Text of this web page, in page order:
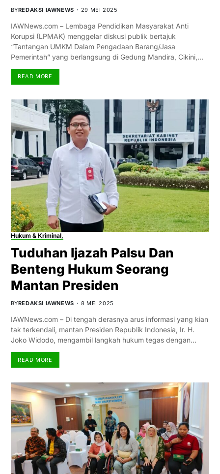
BYREDAKSI IAWNEWS 29 MEI 2025
IAWNews.com – Lembaga Pendidikan Masyarakat Anti
Korupsi (LPMAK) menggelar diskusi publik bertajuk
“Tantangan UMKM Dalam Pengadaan Barang/Jasa
Pemerintah” yang berlangsung di Gedung Mandira, Cikini,…
READ MORE
Hukum & Kriminal,
Tuduhan Ijazah Palsu Dan
Benteng Hukum Seorang
Mantan Presiden
BYREDAKSI IAWNEWS 8 MEI 2025
IAWNews.com – Di tengah derasnya arus informasi yang kian
tak terkendali, mantan Presiden Republik Indonesia, Ir. H.
Joko Widodo, mengambil langkah hukum tegas dengan…
READ MORE